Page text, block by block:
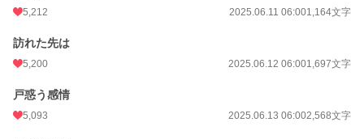
5,212 2025.06.11 06:001,164文字
訪れた先は
5,200 2025.06.12 06:001,697文字
戸惑う感情
5,093 2025.06.13 06:002,568文字